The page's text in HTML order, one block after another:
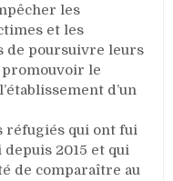
les
et les
de poursuivre leurs
promouvoir le
d’un
réfugiés qui ont fui
2015 et qui
de comparaître au